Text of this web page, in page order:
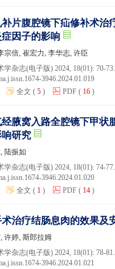
片腹腔镜下疝修补术治
因子的影响
宗倍, 崔宏力, 李华志, 许臣
杂志(电子版) 2024, 18(01): 70-73.
3946.2024.01.019
全文 ( 5 ) PDF ( 16 )
腋窝入路全腔镜下甲状
研究
陆振如
杂志(电子版) 2024, 18(01): 74-77.
3946.2024.01.020
全文 ( 1 ) PDF ( 14 )
治疗结肠息肉的效果及
许婷, 斯郎拉姆
杂志(电子版) 2024, 18(01): 78-81.
3946.2024.01.021